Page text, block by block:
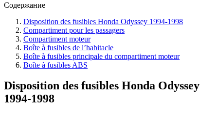
Содержание
Disposition des fusibles Honda Odyssey 1994-1998
Compartiment pour les passagers
Compartiment moteur
Boîte à fusibles de l’habitacle
Boîte à fusibles principale du compartiment moteur
Boîte à fusibles ABS
Disposition des fusibles Honda Odyssey
1994-1998